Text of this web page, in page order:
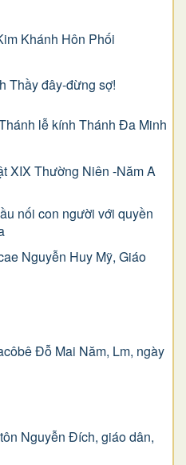
Khánh Hôn Phối
Thầy đây-đừng sợ!
lễ kính Thánh Đa Minh
XIX Thường Niên -Năm A
nối con người với quyền
Nguyễn Huy Mỹ, Giáo
Ðỗ Mai Năm, Lm, ngày
Nguyễn Ðích, giáo dân,